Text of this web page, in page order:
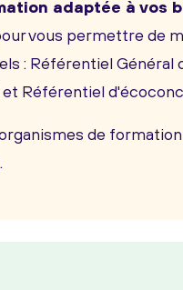
adaptée à vos
vous permettre de
: Référentiel
et Référentiel
de
.